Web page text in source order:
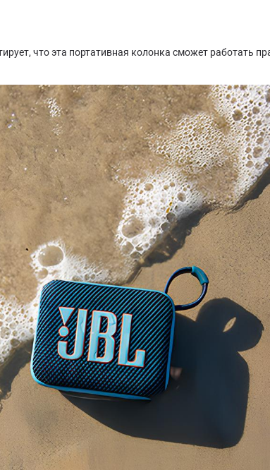
что эта портативная колонка сможет работать